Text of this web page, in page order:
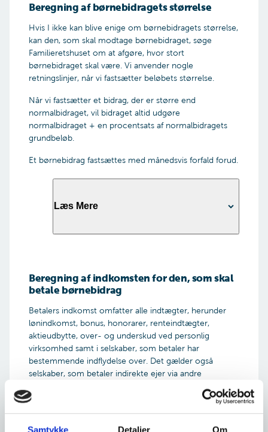
Samtykke Detaljer Om
Beregning af børnebidragets størrelse
Hvis I ikke kan blive enige om børnebidragets størrelse,
kan den, som skal modtage børnebidraget, søge
Familieretshuset om at afgøre, hvor stort
børnebidraget skal være. Vi anvender nogle
retningslinjer, når vi fastsætter beløbets størrelse.
Når vi fastsætter et bidrag, der er større end
normalbidraget, vil bidraget altid udgøre
normalbidraget + en procentsats af normalbidragets
grundbeløb.
Et børnebidrag fastsættes med månedsvis forfald forud.
Læs Mere
indkomst eller en mellemindkomst, vil bidraget
blive fastsat til normalbidraget.
Normalbidraget består af et grundbeløb og et
fast tillæg.
I 2026 er grundbeløbet på 17.796 kr. om året og
det faste tillæg på 2.304 kr. om året. Det
samlede normalbidrag er i 2026 således på
Forhøjet børnebidrag
Beregning af indkomsten for den, som skal
betale børnebidrag
Betalers indkomst omfatter alle indtægter, herunder
lønindkomst, bonus, honorarer, renteindtægter,
aktieudbytte, over- og underskud ved personlig
virksomhed samt i selskaber, som betaler har
bestemmende indflydelse over. Det gælder også
selskaber, som betaler indirekte ejer via andre